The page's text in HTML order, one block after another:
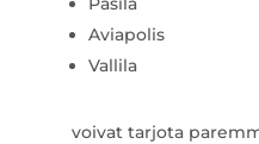
Aviapolis
Vallila
voivat tarjota